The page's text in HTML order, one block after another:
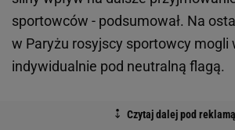
sportowców - podsumował. Na
w Paryżu rosyjscy sportowcy mogli
indywidualnie pod neutralną flagą.